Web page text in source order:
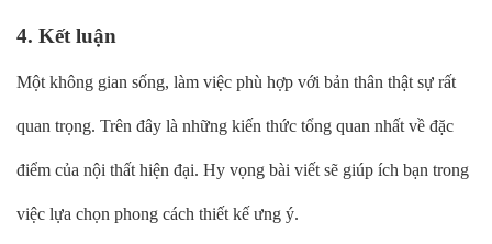
4. Kết luận
Một không gian sống, làm việc phù hợp với bản thân thật sự rất
quan trọng. Trên đây là những kiến thức tổng quan nhất về đặc
điểm của nội thất hiện đại. Hy vọng bài viết sẽ giúp ích bạn trong
việc lựa chọn phong cách thiết kế ưng ý.